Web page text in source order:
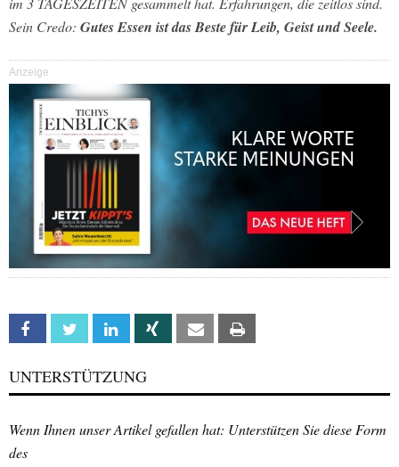
Sein Credo: Gutes Essen ist das Beste für Leib, Geist und Seele.
Anzeige
Facebook Twitter Linkedin Xing Email
UNTERSTÜTZUNG
Wenn Ihnen unser Artikel gefallen hat: Unterstützen Sie diese Form
des